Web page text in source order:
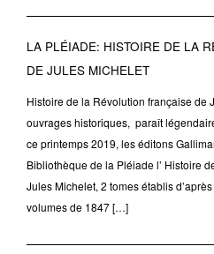
LA PLÉIADE: HISTOIRE DE LA
DE JULES MICHELET
Histoire de la Révolution française de
ouvrages historiques, paraît
ce printemps 2019, les éditons
Bibliothèque de la Pléiade l’ Histoire
Jules Michelet, 2 tomes établis
volumes de 1847 […]